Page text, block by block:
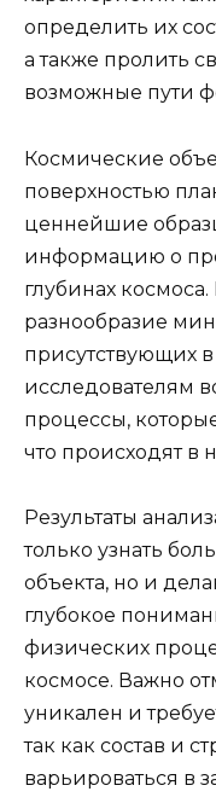
определить их
а также пролить
возможные пути
Космические
поверхностью
ценнейшие
информацию о
глубинах
разнообразие
присутствующих в
исследователям
процессы,
что происходят в
Результаты
только узнать
объекта, но и
глубокое
физических
космосе. Важно
уникален и
так как состав и
варьироваться в